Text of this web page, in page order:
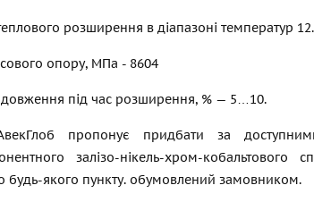
розширення в діапазоні температур
опору, МПа - 8604
під час розширення, % — 5…10.
пропонує придбати за
залізо-нікель-хром-
будь-якого пункту. обумовлений замовником.